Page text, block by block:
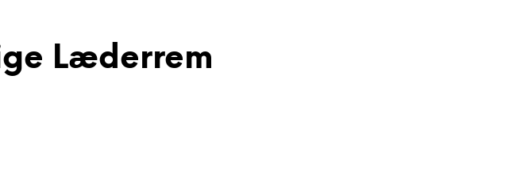
Læderrem